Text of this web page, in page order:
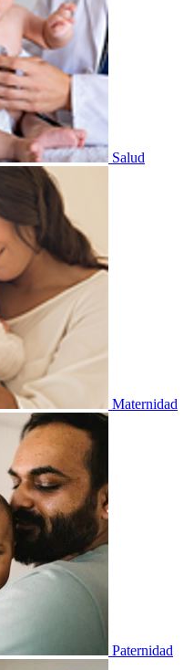
Salud
Maternidad
Paternidad